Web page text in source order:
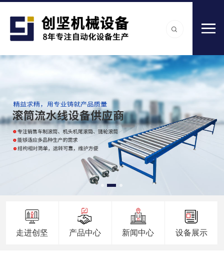
走进创坚 产品中心 新闻中心 设备展示